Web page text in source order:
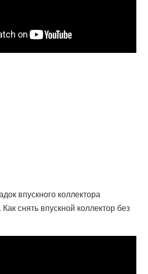
впускного коллектора
снять впускной коллектор без